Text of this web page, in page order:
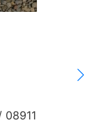
08911